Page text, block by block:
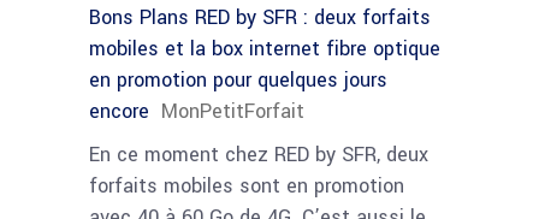
Bons Plans RED by SFR : deux forfaits
mobiles et la box internet fibre optique
en promotion pour quelques jours
encore MonPetitForfait
En ce moment chez RED by SFR, deux
forfaits mobiles sont en promotion